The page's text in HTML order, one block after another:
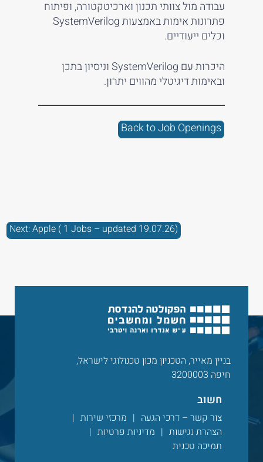
עבודה מול צוותי תכנון וארכיטקטורה, ופיתוח
פתרונות אימות באמצעות SystemVerilog
וכלים ייעודיים.
היכרות עם SystemVerilog וניסיון בתכן
ובאימות דיגיטלי מהווים יתרון.
Back to Job Openings
Next:Apple ( 1 Jobs – updated 19.07.26)
בניין מאייר, הטכניון מכון טכנולוגי לישראל,
חיפה 3200003
חשוב
צור קשר – דרכי הגעה
מרכזי שירות
הצהרת נגישות
מדיניות פרטיות
תמיכה טכנית